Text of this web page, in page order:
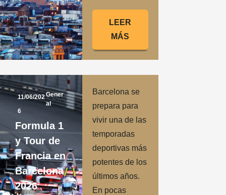
LEER
MÁS
11/06/202
6
Gener
al
Formula 1
y Tour de
Francia en
Barcelona
2026
Barcelona se
prepara para
vivir una de las
temporadas
deportivas más
potentes de los
últimos años.
En pocas